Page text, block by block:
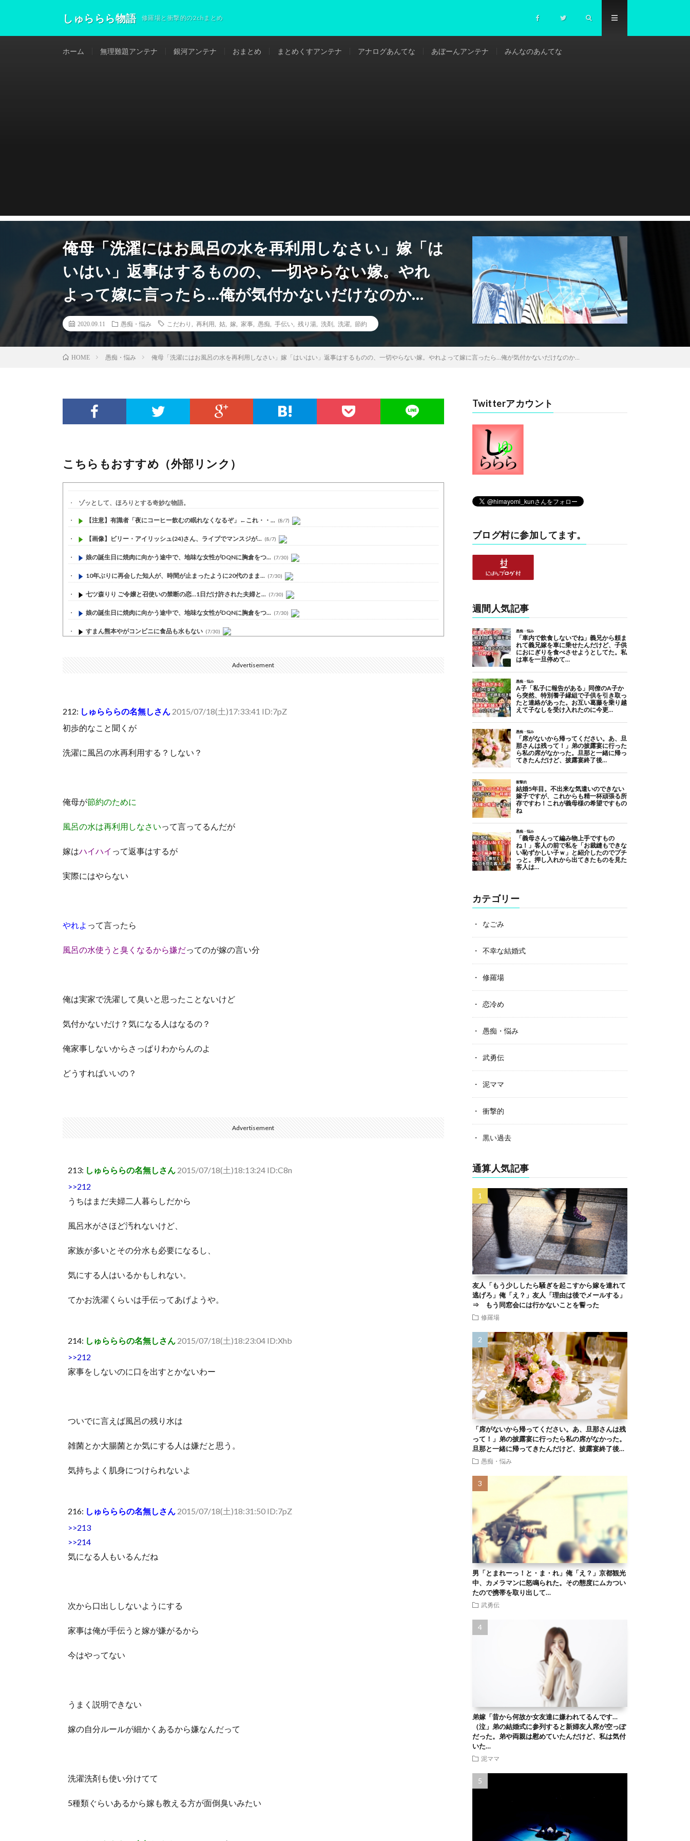
しゅららら物語 修羅場と衝撃的の2chまとめ
ホーム 無理難題アンテナ 銀河アンテナ おまとめ まとめくすアンテナ アナログあんてな あぼーんアンテナ みんなのあんてな
俺母「洗濯にはお風呂の水を再利用しなさい」嫁「は
いはい」返事はするものの、一切やらない嫁。やれ
よって嫁に言ったら…俺が気付かないだけなのか…
2020.09.11 愚痴・悩み こだわり 再利用 姑 嫁 家事 愚痴 手伝い 残り湯 洗剤 洗濯 節約
HOME 愚痴・悩み 俺母「洗濯にはお風呂の水を再利用しなさい」嫁「はいはい」返事はするものの、一切やらない嫁。やれよって嫁に言ったら…俺が気付かないだけなのか…
こちらもおすすめ（外部リンク）
ゾッとして、ほろりとする奇妙な物語。
【注意】有識者「夜にコーヒー飲むの眠れなくなるぞ」←これ・・... (8/7)
【画像】ビリー・アイリッシュ(24)さん、ライブでマンスジが... (8/7)
娘の誕生日に焼肉に向かう途中で、地味な女性がDQNに胸倉をつ... (7/30)
10年ぶりに再会した知人が、時間が止まったように20代のまま... (7/30)
七ツ森りり ご令嬢と召使いの禁断の恋…1日だけ許された夫婦と... (7/30)
娘の誕生日に焼肉に向かう途中で、地味な女性がDQNに胸倉をつ... (7/30)
すまん熊本やがコンビニに食品も水もない (7/30)
Advertisement
212: しゅらららの名無しさん 2015/07/18(土)17:33:41 ID:7pZ
初歩的なこと聞くが
洗濯に風呂の水再利用する？しない？
俺母が節約のために
風呂の水は再利用しなさいって言ってるんだが
嫁はハイハイ って返事はするが
実際にはやらない
やれよ って言ったら
風呂の水使うと臭くなるから嫌だってのが嫁の言い分
俺は実家で洗濯して臭いと思ったことないけど
気付かないだけ？気になる人はなるの？
俺家事しないからさっぱりわからんのよ
どうすればいいの？
Advertisement
213: しゅらららの名無しさん 2015/07/18(土)18:13:24 ID:C8n
>>212
うちはまだ夫婦二人暮らしだから
風呂水がさほど汚れないけど、
家族が多いとその分水も必要になるし、
気にする人はいるかもしれない。
てかお洗濯くらいは手伝ってあげようや。
214: しゅらららの名無しさん 2015/07/18(土)18:23:04 ID:Xhb
>>212
家事をしないのに口を出すとかないわー
ついでに言えば風呂の残り水は
雑菌とか大腸菌とか気にする人は嫌だと思う。
気持ちよく肌身につけられないよ
216: しゅらららの名無しさん 2015/07/18(土)18:31:50 ID:7pZ
>>213
>>214
気になる人もいるんだね
次から口出ししないようにする
家事は俺が手伝うと嫁が嫌がるから
今はやってない
うまく説明できない
嫁の自分ルールが細かくあるから嫌なんだって
洗濯洗剤も使い分けてて
5種類ぐらいあるから嫁も教える方が面倒臭いみたい
Twitterアカウント
ブログ村に参加してます。
週間人気記事
カテゴリー
なごみ
不幸な結婚式
修羅場
恋冷め
愚痴・悩み
武勇伝
泥ママ
衝撃的
黒い過去
通算人気記事
友人「もう少ししたら騒ぎを起こすから嫁を連れて
逃げろ」俺「え？」友人「理由は後でメールする」
⇒ もう同窓会には行かないことを誓った
修羅場
「席がないから帰ってください。あ、旦那さんは残
って！」弟の披露宴に行ったら私の席がなかった。
旦那と一緒に帰ってきたんだけど、披露宴終了後…
愚痴・悩み
男「とまれーっ！と・ま・れ」俺「え？」京都観光
中、カメラマンに怒鳴られた。その態度にムカつい
たので携帯を取り出して…
武勇伝
弟嫁「昔から何故か女友達に嫌われてるんです…
（泣」弟の結婚式に参列すると新婦友人席が空っぽ
だった。弟や両親は慰めていたんだけど、私は気付
いた…
泥ママ